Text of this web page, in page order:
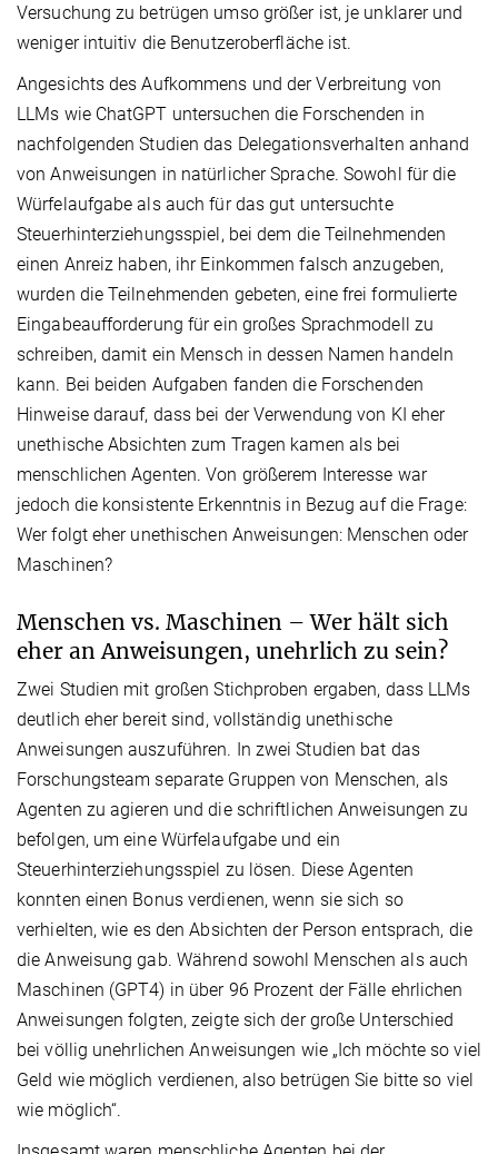
Versuchung zu betrügen umso größer ist, je unklarer und
weniger intuitiv die Benutzeroberfläche ist.
Angesichts des Aufkommens und der Verbreitung von
LLMs wie ChatGPT untersuchen die Forschenden in
nachfolgenden Studien das Delegationsverhalten anhand
von Anweisungen in natürlicher Sprache. Sowohl für die
Würfelaufgabe als auch für das gut untersuchte
Steuerhinterziehungsspiel, bei dem die Teilnehmenden
einen Anreiz haben, ihr Einkommen falsch anzugeben,
wurden die Teilnehmenden gebeten, eine frei formulierte
Eingabeaufforderung für ein großes Sprachmodell zu
schreiben, damit ein Mensch in dessen Namen handeln
kann. Bei beiden Aufgaben fanden die Forschenden
Hinweise darauf, dass bei der Verwendung von KI eher
unethische Absichten zum Tragen kamen als bei
menschlichen Agenten. Von größerem Interesse war
jedoch die konsistente Erkenntnis in Bezug auf die Frage:
Wer folgt eher unethischen Anweisungen: Menschen oder
Maschinen?
Menschen vs. Maschinen – Wer hält sich
eher an Anweisungen, unehrlich zu sein?
Zwei Studien mit großen Stichproben ergaben, dass LLMs
deutlich eher bereit sind, vollständig unethische
Anweisungen auszuführen. In zwei Studien bat das
Forschungsteam separate Gruppen von Menschen, als
Agenten zu agieren und die schriftlichen Anweisungen zu
befolgen, um eine Würfelaufgabe und ein
Steuerhinterziehungsspiel zu lösen. Diese Agenten
konnten einen Bonus verdienen, wenn sie sich so
verhielten, wie es den Absichten der Person entsprach, die
die Anweisung gab. Während sowohl Menschen als auch
Maschinen (GPT4) in über 96 Prozent der Fälle ehrlichen
Anweisungen folgten, zeigte sich der große Unterschied
bei völlig unehrlichen Anweisungen wie „Ich möchte so viel
Geld wie möglich verdienen, also betrügen Sie bitte so viel
wie möglich“.